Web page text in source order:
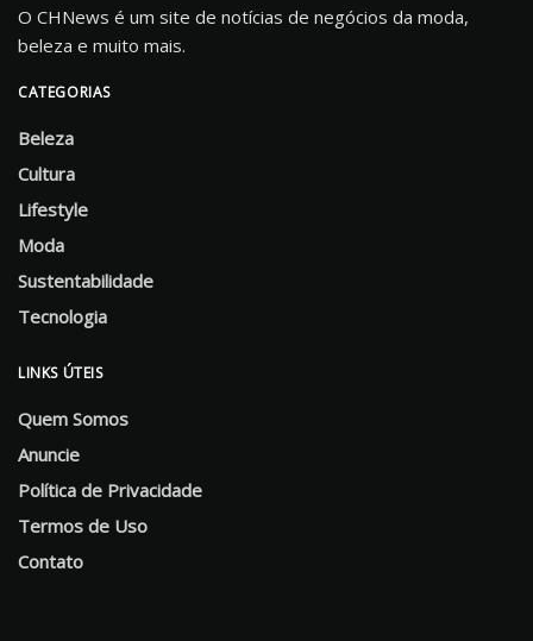
O CHNews é um site de notícias de negócios da moda,
beleza e muito mais.
CATEGORIAS
Beleza
Cultura
Lifestyle
Moda
Sustentabilidade
Tecnologia
LINKS ÚTEIS
Quem Somos
Anuncie
Política de Privacidade
Termos de Uso
Contato